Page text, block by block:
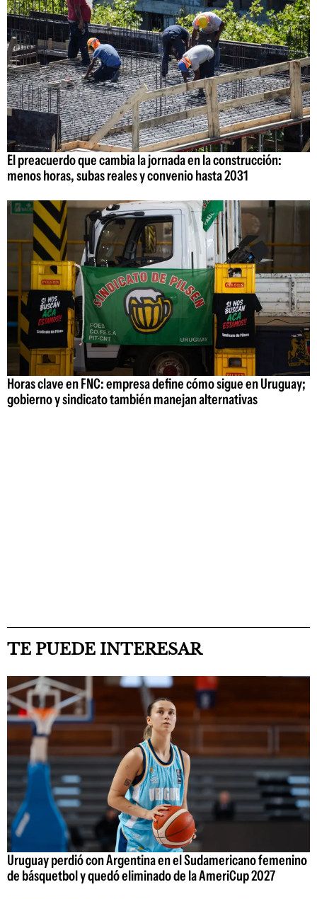
El preacuerdo que cambia la jornada en la construcción:
menos horas, subas reales y convenio hasta 2031
Horas clave en FNC: empresa define cómo sigue en Uruguay;
gobierno y sindicato también manejan alternativas
TE PUEDE INTERESAR
Uruguay perdió con Argentina en el Sudamericano femenino
de básquetbol y quedó eliminado de la AmeriCup 2027